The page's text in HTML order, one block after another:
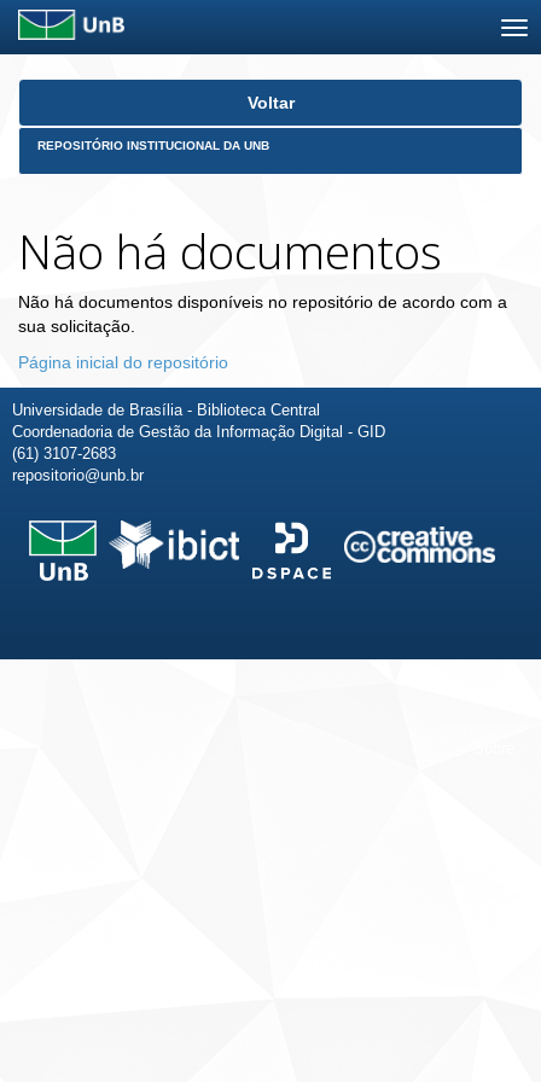
Skip
Voltar
REPOSITÓRIO INSTITUCIONAL DA UNB
Não há documentos
Não há documentos disponíveis no repositório de acordo com a
sua solicitação.
Página inicial do repositório
Universidade de Brasília - Biblioteca Central
Coordenadoria de Gestão da Informação Digital - GID
(61) 3107-2683
repositorio@unb.br